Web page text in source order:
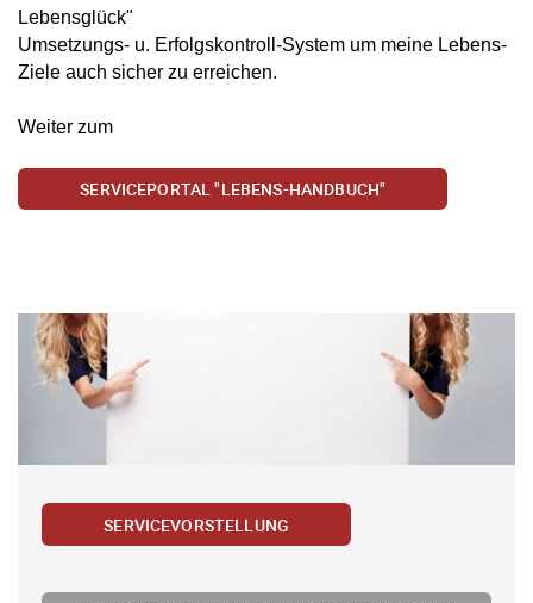
Lebensglück"
Umsetzungs- u. Erfolgskontroll-System um meine Lebens-
Ziele auch sicher zu erreichen.
Weiter zum
SERVICEPORTAL "LEBENS-HANDBUCH"
SERVICEVORSTELLUNG